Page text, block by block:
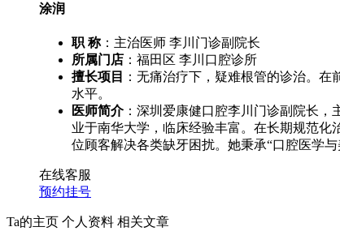
涂润
职 称：主治医师 李川门诊副院长
所属门店 ：福田区 李川口腔诊所
擅长项目
：无痛治疗下，疑难根管的诊治。
水平。
医师简介： 深圳爱康健口腔李川门诊副院长，
业于南华大学，临床经验丰富。在长期规范
位顾客解决各类缺牙困扰。她秉承“口腔医学
在线客服
预约挂号
Ta的主页 个人资料 相关文章